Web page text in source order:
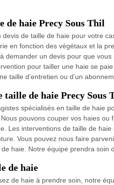
de haie Precy Sous Thil
devis de taille de haie pour votre
en fonction des végétaux et la
à demander un devis pour que
pour tailler une haie se
taille d’entretien ou d’un
taille de haie Precy Sous
spécialisés en taille de haie
pouvons couper vos haies ou
Les interventions de taille de
Vous pouvez nous faire
haie. Notre équipe prendra soin
de haie
de haie à prendre soin, notre